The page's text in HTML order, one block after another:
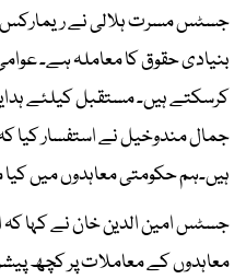
جسٹس مسرت ہلالی نے ریمارکس
بنیادی حقوق کا معاملہ ہے۔
کرسکتے ہیں۔ مستقبل کیلئے
جمال مندوخیل نے استفسار کیا
ہیں۔ہم حکومتی معاہدوں میں
جسٹس امین الدین خان نے کہا
معاہدوں کے معاملات پر کچھ